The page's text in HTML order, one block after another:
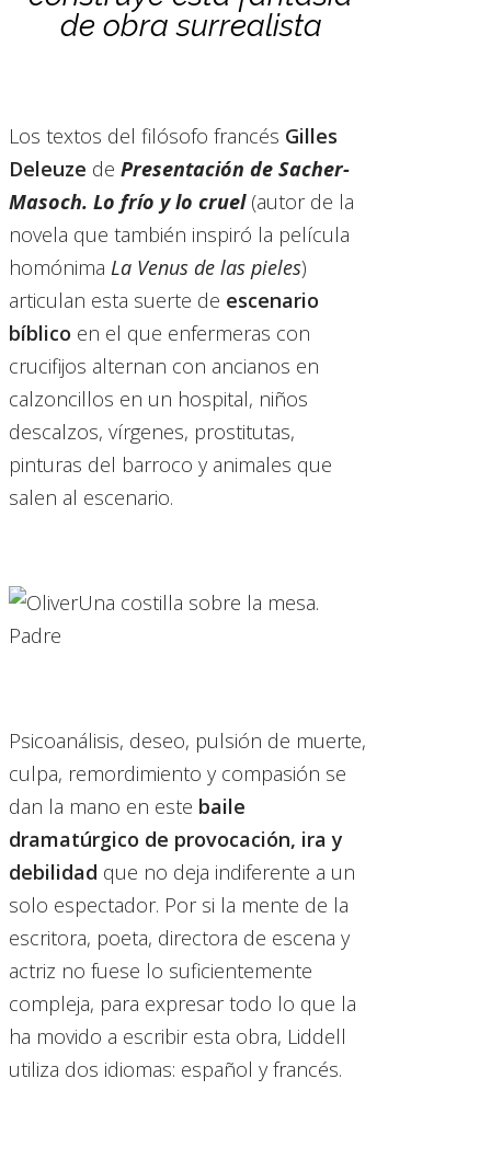
de obra surrealista
Los textos del filósofo francés Gilles
Deleuze de Presentación de Sacher-
Masoch. Lo frío y lo cruel(autor de la
novela que también inspiró la película
homónima La Venus de las pieles)
articulan esta suerte de escenario
bíblico en el que enfermeras con
crucifijos alternan con ancianos en
calzoncillos en un hospital, niños
descalzos, vírgenes, prostitutas,
pinturas del barroco y animales que
salen al escenario.
Psicoanálisis, deseo, pulsión de muerte,
culpa, remordimiento y compasión se
dan la mano en este baile
dramatúrgico de provocación, ira y
debilidad que no deja indiferente a un
solo espectador. Por si la mente de la
escritora, poeta, directora de escena y
actriz no fuese lo suficientemente
compleja, para expresar todo lo que la
ha movido a escribir esta obra, Liddell
utiliza dos idiomas: español y francés.